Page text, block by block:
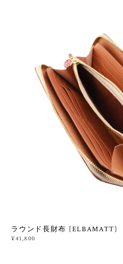
ラウンド長財布 [ELBAMATT]
¥41,800